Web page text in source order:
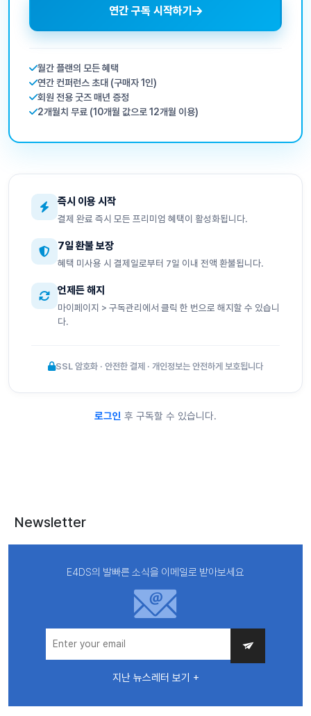
연간 구독 시작하기
월간 플랜의 모든 혜택
연간 컨퍼런스 초대 (구매자 1인)
회원 전용 굿즈 매년 증정
2개월치 무료 (10개월 값으로 12개월 이용)
즉시 이용 시작
결제 완료 즉시 모든 프리미엄 혜택이 활성화됩니다.
7일 환불 보장
혜택 미사용 시 결제일로부터 7일 이내 전액 환불됩니다.
언제든 해지
마이페이지 > 구독관리에서 클릭 한 번으로 해지할 수 있습니
다.
SSL 암호화 · 안전한 결제 · 개인정보는 안전하게 보호됩니다
로그인 후 구독할 수 있습니다.
Newsletter
E4DS의 발빠른 소식을 이메일로 받아보세요
지난 뉴스레터 보기 +